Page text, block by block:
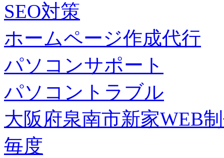
SEO対策
ホームページ作成代行
パソコンサポート
パソコントラブル
大阪府泉南市新家WEB
毎度